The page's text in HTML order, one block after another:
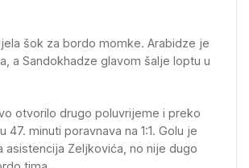
šok za bordo momke. Arabidze je
a Sandokhadze glavom šalje loptu u
otvorilo drugo poluvrijeme i preko
47. minuti poravnava na 1:1. Golu je
asistencija Zeljkovića, no nije dugo